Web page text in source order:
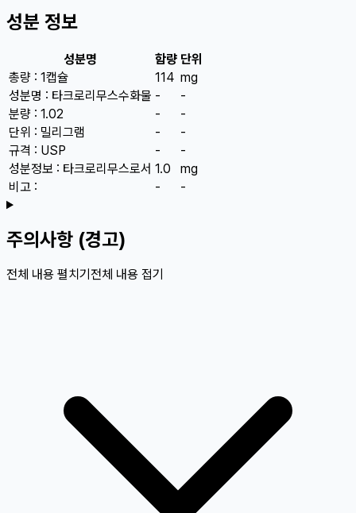
성분 정보
성분명 함량 단위
총량 : 1캡슐
114 mg
성분명 : 타크로리무스수화물 -
-
분량 : 1.02
-
-
단위 : 밀리그램
-
-
규격 : USP
-
-
성분정보 : 타크로리무스로서 1.0
mg
비고 :
- -
주의사항 (경고)
전체 내용 펼치기전체 내용 접기